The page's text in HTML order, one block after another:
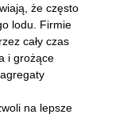
że często
lodu. Firmie
cały czas
i grożące
na lepsze